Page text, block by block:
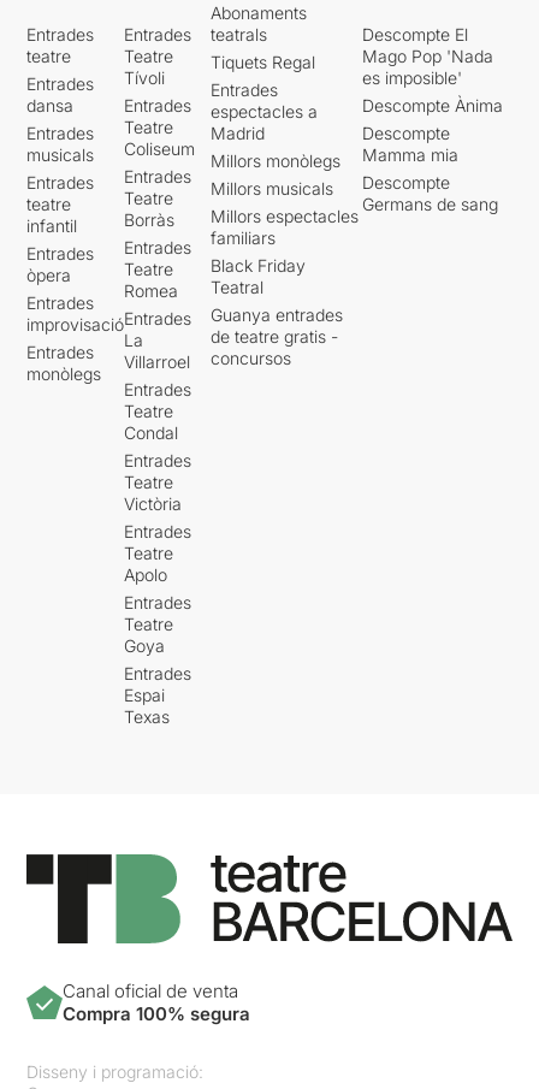
Entrades
teatre
Entrades
dansa
Entrades
musicals
Entrades
teatre
infantil
Entrades
òpera
Entrades
improvisació
Entrades
monòlegs
Entrades
Teatre
Tívoli
Entrades
Teatre
Coliseum
Entrades
Teatre
Borràs
Entrades
Teatre
Romea
Entrades
La
Villarroel
Entrades
Teatre
Condal
Entrades
Teatre
Victòria
Entrades
Teatre
Apolo
Entrades
Teatre
Goya
Entrades
Espai
Texas
Abonaments
teatrals
Tiquets Regal
Entrades
espectacles a
Madrid
Millors monòlegs
Millors musicals
Millors espectacles
familiars
Black Friday
Teatral
Guanya entrades
de teatre gratis -
concursos
Descompte El
Mago Pop 'Nada
es imposible'
Descompte Ànima
Descompte
Mamma mia
Descompte
Germans de sang
Canal oficial de venta
Compra 100% segura
Disseny i programació: